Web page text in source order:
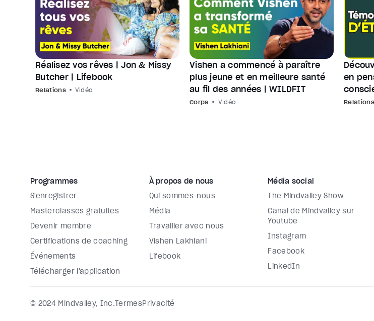
Réalisez vos rêves | Jon & Missy
Butcher | Lifebook
Relations Vidéo
Vishen a commencé à paraître
plus jeune et en meilleure santé
au fil des années | WILDFIT
Corps Vidéo
en
Relations
Programmes
S'enregistrer
Masterclasses gratuites
Devenir membre
Certifications de coaching
Événements
Télécharger l'application
À propos de nous
Qui sommes-nous
Média
Travailler avec nous
Vishen Lakhiani
Lifebook
Média social
The Mindvalley Show
Canal de Mindvalley sur
Youtube
Instagram
Facebook
LinkedIn
© 2024 Mindvalley, Inc.TermesPrivacité